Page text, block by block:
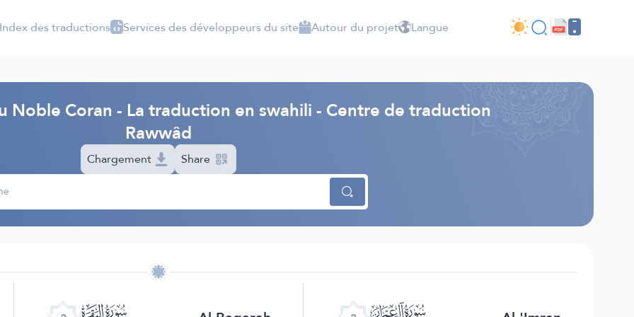
des traductions Services des développeurs du site Autour du projet Langue
Noble Coran - La traduction en swahili - Centre de traduction
Rawwâd
Chargement Share